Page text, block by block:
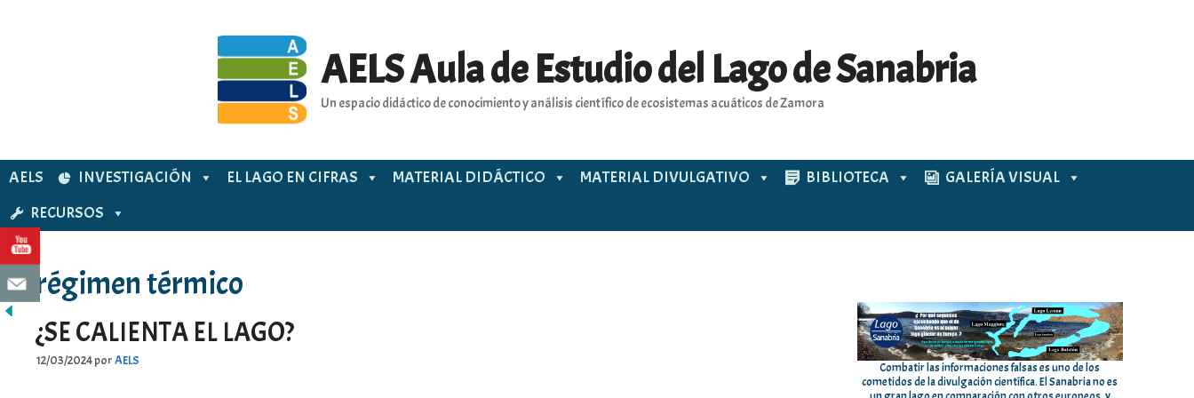
AELS Aula de Estudio del Lago de Sanabria
Un espacio didáctico de conocimiento y análisis científico de ecosistemas acuáticos de Zamora
AELS INVESTIGACIÓN EL LAGO EN CIFRAS MATERIAL DIDÁCTICO MATERIAL DIVULGATIVO BIBLIOTECA
GALERÍA VISUAL
RECURSOS
régimen térmico
¿SE CALIENTA EL LAGO?
12/03/2024porAELS
Combatir las informaciones falsas es uno de los
cometidos de la divulgación científica. El Sanabria no es